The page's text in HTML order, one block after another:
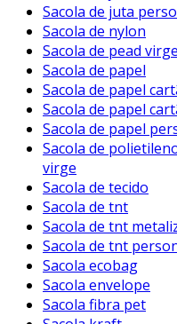
Sacola de juta
Sacola de nylon
Sacola de pead
Sacola de papel
Sacola de papel
Sacola de papel
Sacola de papel
Sacola de
virge
Sacola de tecido
Sacola de tnt
Sacola de tnt
Sacola de tnt
Sacola ecobag
Sacola envelope
Sacola fibra pet